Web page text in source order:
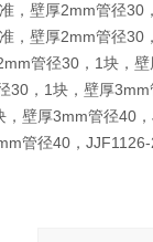
，壁厚2mm管径30
，壁厚2mm管径30
管径30，1块，壁
30，1块，壁厚3mm
壁厚3mm管径40，
管径40，